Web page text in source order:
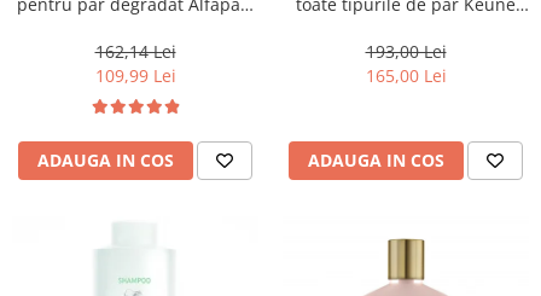
pentru par degradat Alfaparf
Reconstruction, 1000 ml
162,14 Lei
109,99 Lei
ADAUGA IN COS
toate tipurile de par Keune
ml
193,00 Lei
165,00 Lei
ADAUGA IN COS